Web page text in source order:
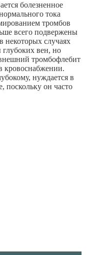
болезненное
тока
тромбов
всего подвержены
некоторых случаях
глубоких вен, но
тромбофлебит
кровоснабжении.
нуждается в
поскольку он часто